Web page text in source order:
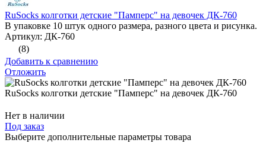
RuSocks колготки детские "Памперс" на девочек ДК-760
В упаковке 10 штук одного размера, разного цвета и рисунка.
Артикул: ДК-760
(8)
Добавить к сравнению
Отложить
RuSocks колготки детские "Памперс" на девочек ДК-760
Нет в наличии
Под заказ
Выберите дополнительные параметры товара